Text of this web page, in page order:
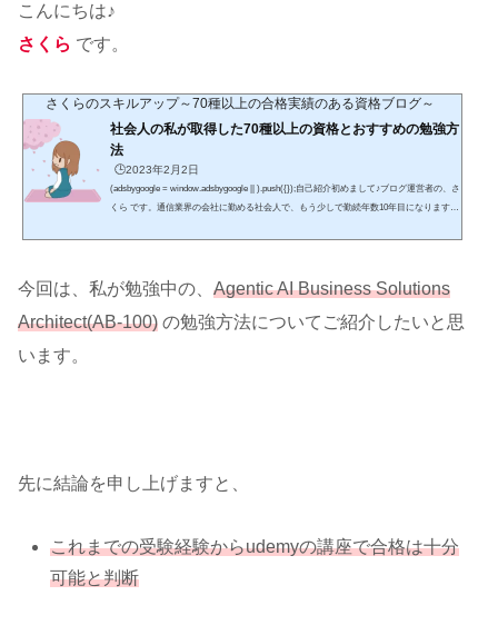
こんにちは♪
さくら です。
さくらのスキルアップ～70種以上の合格実績のある資格ブログ～
社会人の私が取得した70種以上の資格とおすすめの勉強方
法
🕒️2023年2月2日
(adsbygoogle = window.adsbygoogle || ).push({});自己紹介初めまして♪ブログ運営者の、さ
くら です。通信業界の会社に勤める社会人で、もう少しで勤続年数10年目になります。
は、この先の記事を読んで頂ければ幸いです。2025年の目標としては、英語に力を入
今回は、私が勉強中の、 Agentic AI Business Solutions
Architect(AB-100) の勉強方法についてご紹介したいと思
います。
先に結論を申し上げますと、
これまでの受験経験からudemyの講座で合格は十分
可能と判断